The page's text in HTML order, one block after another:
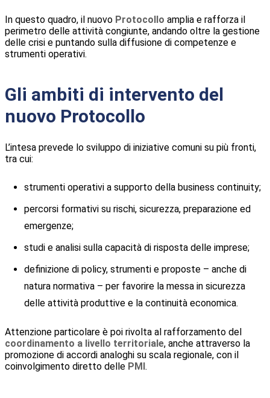
In questo quadro, il nuovo Protocollo amplia e rafforza il
perimetro delle attività congiunte, andando oltre la gestione
delle crisi e puntando sulla diffusione di competenze e
strumenti operativi.
Gli ambiti di intervento del
nuovo Protocollo
L’intesa prevede lo sviluppo di iniziative comuni su più fronti,
tra cui:
strumenti operativi a supporto della business continuity;
percorsi formativi su rischi, sicurezza, preparazione ed
emergenze;
studi e analisi sulla capacità di risposta delle imprese;
definizione di policy, strumenti e proposte – anche di
natura normativa – per favorire la messa in sicurezza
delle attività produttive e la continuità economica.
Attenzione particolare è poi rivolta al rafforzamento del
coordinamento a livello territoriale, anche attraverso la
promozione di accordi analoghi su scala regionale, con il
coinvolgimento diretto delle PMI.